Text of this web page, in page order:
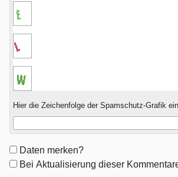
Hier die Zeichenfolge der Spamschutz-Grafik
Formular-
Optionen
Daten merken?
Bei Aktualisierung dieser